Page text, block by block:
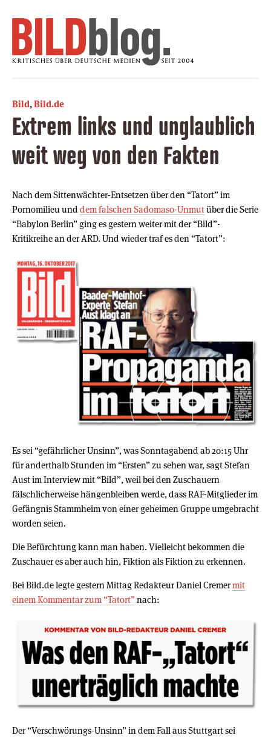
Bild,Bild.de
Extrem links und unglaublich
weit weg von den Fakten
Nach dem Sittenwächter-Entsetzen über den “Tatort” im
Pornomilieu und dem falschen Sadomaso-Unmutüber die Serie
“Babylon Berlin” ging es gestern weiter mit der “Bild”-
Kritikreihe an der ARD. Und wieder traf es den “Tatort”:
Es sei “gefährlicher Unsinn”, was Sonntagabend ab 20:15 Uhr
für anderthalb Stunden im “Ersten” zu sehen war, sagt Stefan
Aust im Interview mit “Bild”, weil bei den Zuschauern
fälschlicherweise hängenbleiben werde, dass RAF-Mitglieder im
Gefängnis Stammheim von einer geheimen Gruppe umgebracht
worden seien.
Die Befürchtung kann man haben. Vielleicht bekommen die
Zuschauer es aber auch hin, Fiktion als Fiktion zu erkennen.
Bei Bild.de legte gestern Mittag Redakteur Daniel Cremermit
einem Kommentar zum “Tatort”nach:
Der “Verschwörungs-Unsinn” in dem Fall aus Stuttgart sei